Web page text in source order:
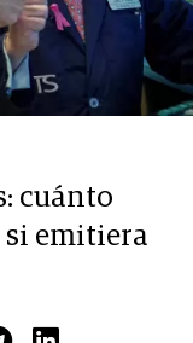
cuánto
emitiera